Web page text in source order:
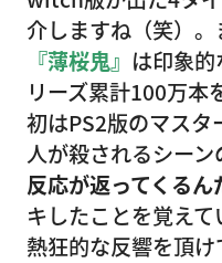
介しますね（笑）
『薄桜鬼』 は印象
リーズ累計100万本
初はPS2版のマスタ
人が殺されるシーン
反応が返ってくるん
キしたことを覚え
熱狂的な反響を頂け